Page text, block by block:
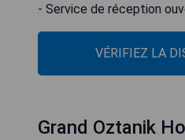
- Service de réception
VÉRIFIEZ LA
Grand Oztanik